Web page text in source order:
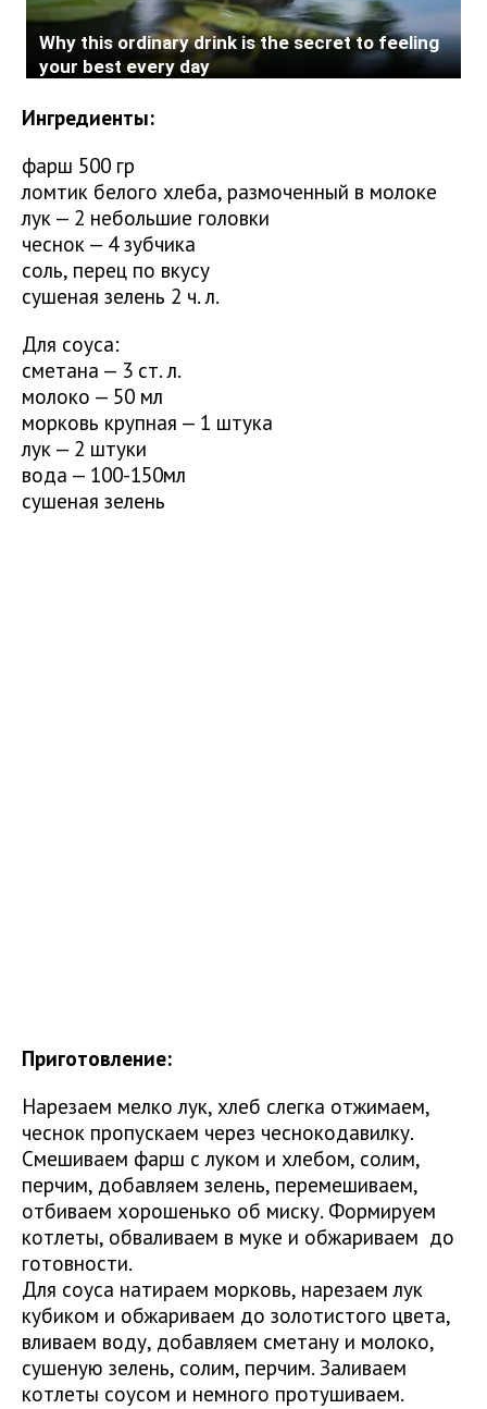
Ингредиенты:
фарш 500 гр
ломтик белого хлеба, размоченный в молоке
лук — 2 небольшие головки
чеснок — 4 зубчика
соль, перец по вкусу
сушеная зелень 2 ч. л.
Для соуса:
сметана — 3 ст. л.
молоко — 50 мл
морковь крупная — 1 штука
лук — 2 штуки
вода — 100-150мл
сушеная зелень
Приготовление:
Нарезаем мелко лук, хлеб слегка отжимаем,
чеснок пропускаем через чеснокодавилку.
Смешиваем фарш с луком и хлебом, солим,
перчим, добавляем зелень, перемешиваем,
отбиваем хорошенько об миску. Формируем
котлеты, обваливаем в муке и обжариваем до
готовности.
Для соуса натираем морковь, нарезаем лук
кубиком и обжариваем до золотистого цвета,
вливаем воду, добавляем сметану и молоко,
сушеную зелень, солим, перчим. Заливаем
котлеты соусом и немного протушиваем.